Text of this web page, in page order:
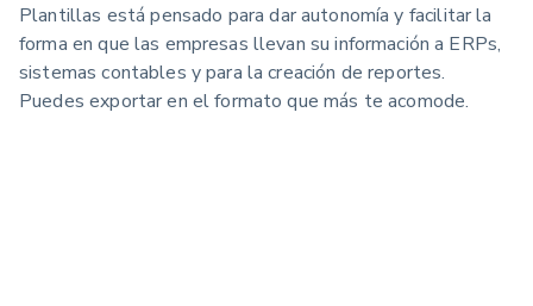
Plantillas está pensado para dar autonomía y facilitar la
forma en que las empresas llevan su información a ERPs,
sistemas contables y para la creación de reportes.
Puedes exportar en el formato que más te acomode.